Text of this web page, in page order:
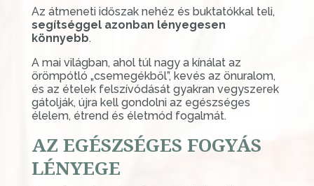
Az átmeneti időszak nehéz és buktatókkal teli,
segítséggel azonban lényegesen
könnyebb.
A mai világban, ahol túl nagy a kínálat az
örömpótló „csemegékből”, kevés az önuralom,
és az ételek felszívódását gyakran vegyszerek
gátolják, újra kell gondolni az egészséges
élelem, étrend és életmód fogalmát.
AZ EGÉSZSÉGES FOGYÁS
LÉNYEGE